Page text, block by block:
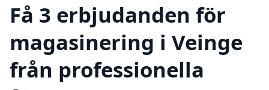
Få 3 erbjudanden för
magasinering i Veinge
från professionella